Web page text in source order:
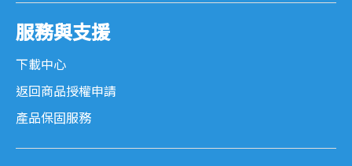
服務與支援
下載中心
返回商品授權申請
產品保固服務